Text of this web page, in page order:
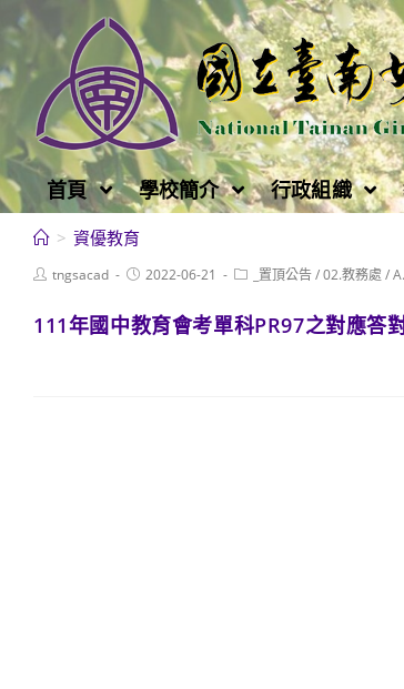
跳
轉
至
主
要
內
容
首頁 學校簡介 行政組織
> 資優教育
Posttngsacad
Post2022-06-21
Post _置頂公告/02.教務處 /
111年國中教育會考單科PR97之對應答